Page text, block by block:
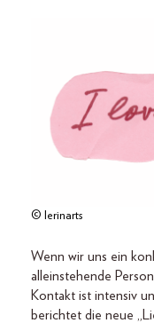
© lerinarts
Wenn wir uns ein
alleinstehende
Kontakt ist intensiv
berichtet die neue